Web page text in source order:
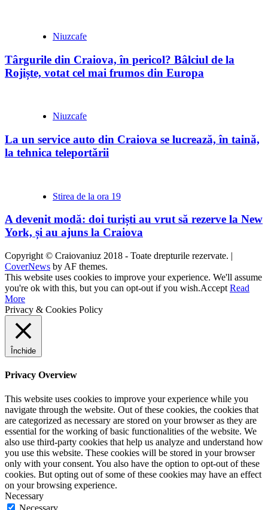
Niuzcafe
Târgurile din Craiova, în pericol? Bâlciul de la
Rojiște, votat cel mai frumos din Europa
Niuzcafe
La un service auto din Craiova se lucrează, în taină,
la tehnica teleportării
Stirea de la ora 19
A devenit modă: doi turiști au vrut să rezerve la New
York, și au ajuns la Craiova
Copyright © Craiovaniuz 2018 - Toate drepturile rezervate. |
CoverNews by AF themes.
This website uses cookies to improve your experience. We'll assume
you're ok with this, but you can opt-out if you wish.Accept Read
More
Privacy & Cookies Policy
Închide
Privacy Overview
This website uses cookies to improve your experience while you
navigate through the website. Out of these cookies, the cookies that
are categorized as necessary are stored on your browser as they are
essential for the working of basic functionalities of the website. We
also use third-party cookies that help us analyze and understand how
you use this website. These cookies will be stored in your browser
only with your consent. You also have the option to opt-out of these
cookies. But opting out of some of these cookies may have an effect
on your browsing experience.
Necessary
Necessary